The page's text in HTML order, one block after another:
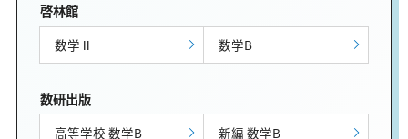
啓林館
数学Ⅱ 数学B
数研出版
高等学校 数学B 新編 数学B